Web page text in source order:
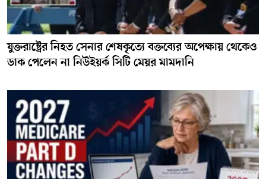
যুক্তরাষ্ট্রের নিহত সেনার শেষকৃত্যে বক্তব্যের অপেক্ষায় থেকেও
ডাক পেলেন না নিউইয়র্ক সিটি মেয়র মামদানি